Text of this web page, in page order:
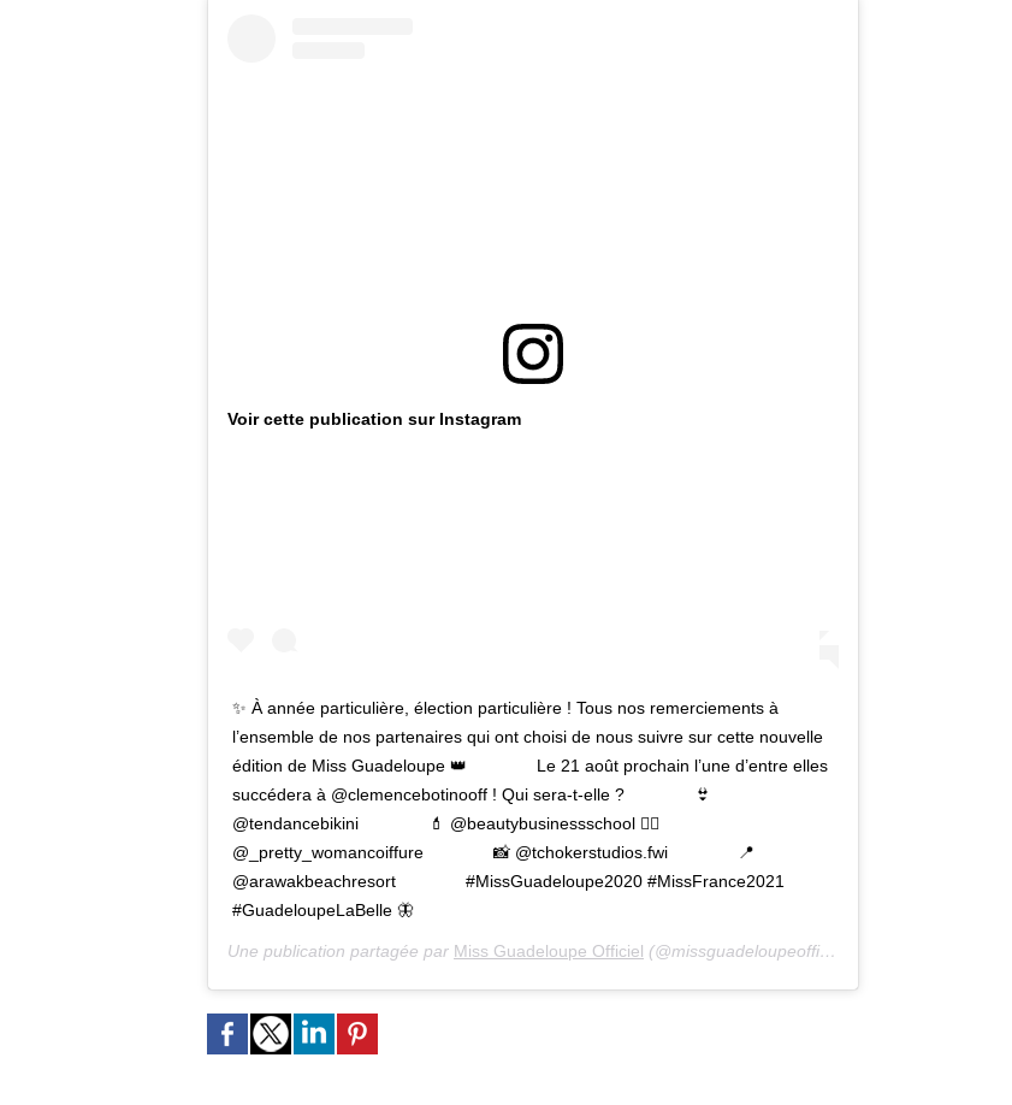
Voir cette publication sur Instagram
✨ À année particulière, élection particulière ! Tous nos remerciements à
l’ensemble de nos partenaires qui ont choisi de nous suivre sur cette nouvelle
édition de Miss Guadeloupe 👑 ⠀⠀⠀⠀⠀ Le 21 août prochain l’une d’entre elles
succédera à @clemencebotinooff ! Qui sera-t-elle ? ⠀⠀⠀⠀⠀ 👙
@tendancebikini ⠀⠀⠀⠀⠀ 💄 @beautybusinessschool 💇‍♀️
@_pretty_womancoiffure ⠀⠀⠀⠀⠀ 📸 @tchokerstudios.fwi ⠀⠀⠀⠀⠀ 📍
@arawakbeachresort ⠀⠀⠀⠀⠀ #MissGuadeloupe2020 #MissFrance2021
#GuadeloupeLaBelle 🦋
Une publication partagée par Miss Guadeloupe Officiel (@missguadeloupeofficiel) le